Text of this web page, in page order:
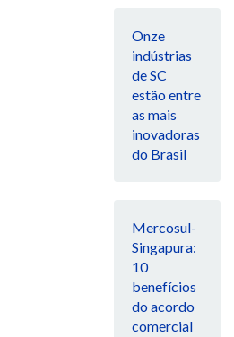
Onze
indústrias
de SC
estão entre
as mais
inovadoras
do Brasil
Mercosul-
Singapura:
10
benefícios
do acordo
comercial